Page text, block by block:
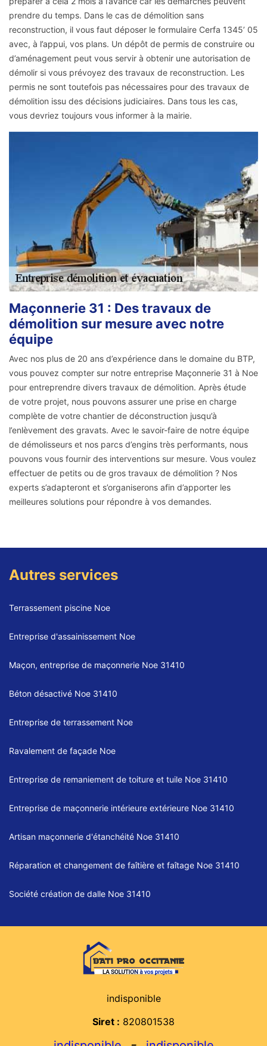
prendre du temps. Dans le cas de démolition sans
reconstruction, il vous faut déposer le formulaire Cerfa 1345’ 05
avec, à l’appui, vos plans. Un dépôt de permis de construire ou
d’aménagement peut vous servir à obtenir une autorisation de
démolir si vous prévoyez des travaux de reconstruction. Les
permis ne sont toutefois pas nécessaires pour des travaux de
démolition issu des décisions judiciaires. Dans tous les cas,
vous devriez toujours vous informer à la mairie.
Maçonnerie 31 : Des travaux de
démolition sur mesure avec notre
équipe
Avec nos plus de 20 ans d’expérience dans le domaine du BTP,
vous pouvez compter sur notre entreprise Maçonnerie 31 à Noe
pour entreprendre divers travaux de démolition. Après étude
de votre projet, nous pouvons assurer une prise en charge
complète de votre chantier de déconstruction jusqu’à
l’enlèvement des gravats. Avec le savoir-faire de notre équipe
de démolisseurs et nos parcs d’engins très performants, nous
pouvons vous fournir des interventions sur mesure. Vous voulez
effectuer de petits ou de gros travaux de démolition ? Nos
experts s’adapteront et s’organiserons afin d’apporter les
meilleures solutions pour répondre à vos demandes.
Autres services
Terrassement piscine Noe
Entreprise d'assainissement Noe
Maçon, entreprise de maçonnerie Noe 31410
Béton désactivé Noe 31410
Entreprise de terrassement Noe
Ravalement de façade Noe
Entreprise de remaniement de toiture et tuile Noe 31410
Entreprise de maçonnerie intérieure extérieure Noe 31410
Artisan maçonnerie d'étanchéité Noe 31410
Réparation et changement de faîtière et faîtage Noe 31410
Société création de dalle Noe 31410
indisponible
Siret : 820801538